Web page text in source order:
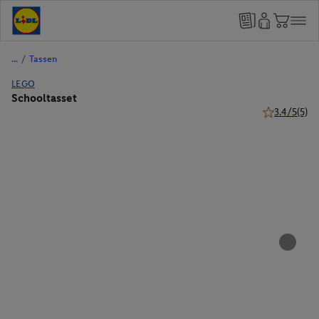
/ Tassen
LEGO
Schooltasset
3.4/5(5)